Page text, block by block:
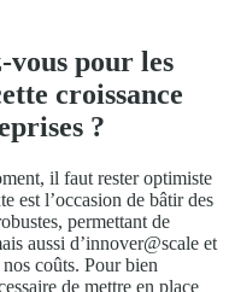
vous pour les
croissance
?
il faut rester optimiste
est l’occasion de bâtir des
permettant de
aussi d’innover@scale et
coûts. Pour bien
de mettre en place